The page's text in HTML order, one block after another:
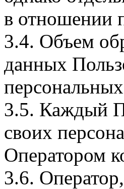
в отношении
3.4. Объем
данных
3.5. Каждый
своих
Оператором
3.6.